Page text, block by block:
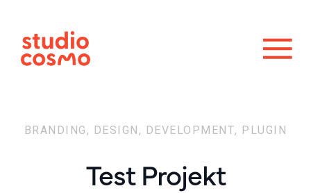
BRANDING , DESIGN , DEVELOPMENT, PLUGIN
Test Projekt